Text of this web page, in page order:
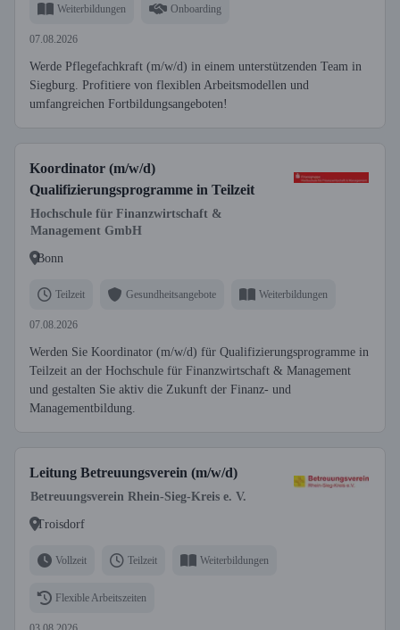
Weiterbildungen Onboarding
07.08.2026
Werde Pflegefachkraft (m/w/d) in einem unterstützenden Team in
Siegburg. Profitiere von flexiblen Arbeitsmodellen und
umfangreichen Fortbildungsangeboten!
Koordinator (m/w/d)
Qualifizierungsprogramme in Teilzeit
Hochschule für Finanzwirtschaft &
Management GmbH
Bonn
Teilzeit Gesundheitsangebote Weiterbildungen
07.08.2026
Werden Sie Koordinator (m/w/d) für Qualifizierungsprogramme in
Teilzeit an der Hochschule für Finanzwirtschaft & Management
und gestalten Sie aktiv die Zukunft der Finanz- und
Managementbildung.
Leitung Betreuungsverein (m/w/d)
Betreuungsverein Rhein-Sieg-Kreis e. V.
Troisdorf
Vollzeit Teilzeit Weiterbildungen
Flexible Arbeitszeiten